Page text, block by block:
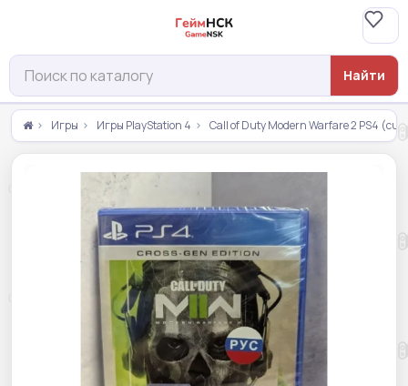
Найти
Игры Игры PlayStation 4 Call of Duty Modern Warfare 2 PS4